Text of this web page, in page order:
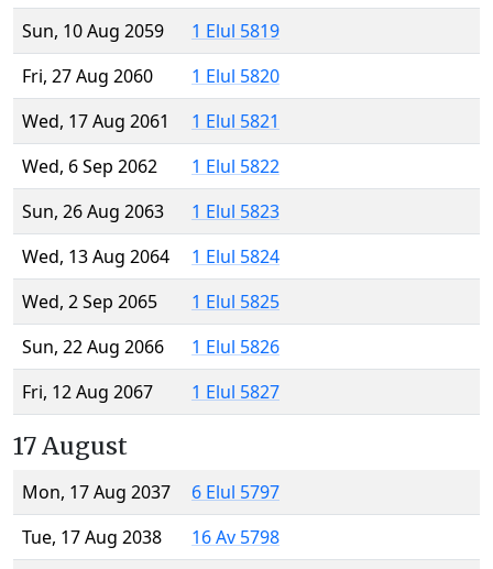
Sun, 10 Aug 2059
1 Elul 5819
Fri, 27 Aug 2060
1 Elul 5820
Wed, 17 Aug 2061
1 Elul 5821
Wed, 6 Sep 2062
1 Elul 5822
Sun, 26 Aug 2063
1 Elul 5823
Wed, 13 Aug 2064
1 Elul 5824
Wed, 2 Sep 2065
1 Elul 5825
Sun, 22 Aug 2066
1 Elul 5826
Fri, 12 Aug 2067
1 Elul 5827
17 August
Mon, 17 Aug 2037
6 Elul 5797
Tue, 17 Aug 2038
16 Av 5798